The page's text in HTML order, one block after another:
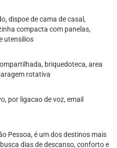
dispoe de cama de casal,
compacta com panelas,
utensilios
briquedoteca, area
rotativa
por ligacao de voz, email
Pessoa, é um dos destinos mais
dias de descanso, conforto e